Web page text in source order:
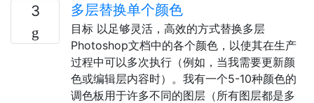
3 多层替换单个颜色
目标 以足够灵活，高效的方式替换多层
Photoshop文档中的各个颜色，以使其在生产
过程中可以多次执行（例如，当我需要更新颜
色或编辑层内容时）。我有一个5-10种颜色的
调色板用于许多不同的图层（所有图层都是多